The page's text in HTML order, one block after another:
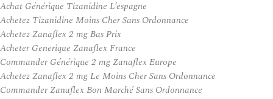
Achat Générique Tizanidine L’espagne
Achetez Tizanidine Moins Cher Sans Ordonnance
Achetez Zanaflex 2 mg Bas Prix
Acheter Generique Zanaflex France
Commander Générique 2 mg Zanaflex Europe
Achetez Zanaflex 2 mg Le Moins Cher Sans Ordonnance
Commander Zanaflex Bon Marché Sans Ordonnance